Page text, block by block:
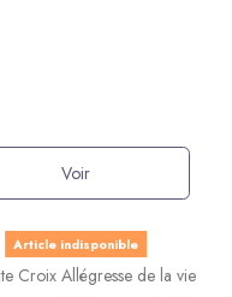
Voir
Article indisponible